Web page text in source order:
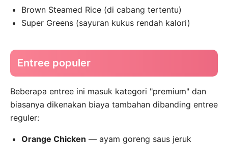
Brown Steamed Rice (di cabang tertentu)
Super Greens (sayuran kukus rendah kalori)
Entree populer
Beberapa entree ini masuk kategori "premium" dan
biasanya dikenakan biaya tambahan dibanding entree
reguler:
Orange Chicken — ayam goreng saus jeruk